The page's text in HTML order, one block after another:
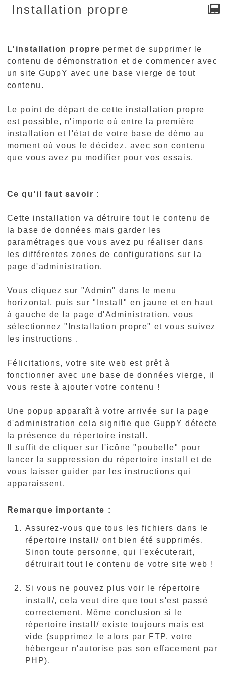
Installation propre
L'installation propre permet de supprimer le
contenu de démonstration et de commencer avec
un site GuppY avec une base vierge de tout
contenu.
Le point de départ de cette installation propre
est possible, n'importe où entre la première
installation et l'état de votre base de démo au
moment où vous le décidez, avec son contenu
que vous avez pu modifier pour vos essais.
Ce qu'il faut savoir :
Cette installation va détruire tout le contenu de
la base de données mais garder les
paramétrages que vous avez pu réaliser dans
les différentes zones de configurations sur la
page d'administration.
Vous cliquez sur "Admin" dans le menu
horizontal, puis sur "Install" en jaune et en haut
à gauche de la page d'Administration, vous
sélectionnez "Installation propre" et vous suivez
les instructions .
Félicitations, votre site web est prêt à
fonctionner avec une base de données vierge, il
vous reste à ajouter votre contenu !
Une popup apparaît à votre arrivée sur la page
d'administration cela signifie que GuppY détecte
la présence du répertoire install.
Il suffit de cliquer sur l'icône "poubelle" pour
lancer la suppression du répertoire install et de
vous laisser guider par les instructions qui
apparaissent.
Remarque importante :
Assurez-vous que tous les fichiers dans le
répertoire install/ ont bien été supprimés.
Sinon toute personne, qui l'exécuterait,
détruirait tout le contenu de votre site web !
Si vous ne pouvez plus voir le répertoire
install/, cela veut dire que tout s'est passé
correctement. Même conclusion si le
répertoire install/ existe toujours mais est
vide (supprimez le alors par FTP, votre
hébergeur n'autorise pas son effacement par
PHP).